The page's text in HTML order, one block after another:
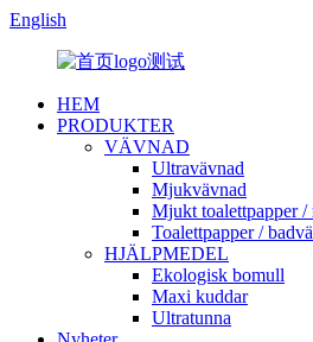
English
HEM
PRODUKTER
VÄVNAD
Ultravävnad
Mjukvävnad
Mjukt toalettpapper
Toalettpapper /
HJÄLPMEDEL
Ekologisk bomull
Maxi kuddar
Ultratunna